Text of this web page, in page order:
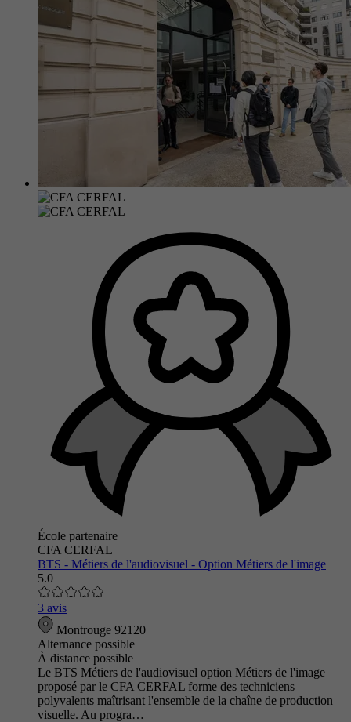
École partenaire
CFA CERFAL
BTS - Métiers de l'audiovisuel - Option Métiers de l'image
5.0
3 avis
Montrouge 92120
Alternance possible
À distance possible
Le BTS Métiers de l'audiovisuel option Métiers de l'image
proposé par le CFA CERFAL forme des techniciens
polyvalents maîtrisant l'ensemble de la chaîne de production
visuelle. Au progra…